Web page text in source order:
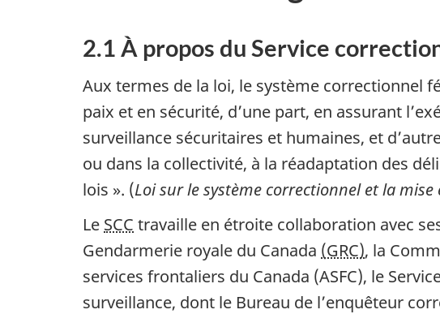
2.1 À propos du Service
Aux termes de la loi, le système correctionnel
paix et en sécurité, d’une part, en assurant
surveillance sécuritaires et humaines, et
ou dans la collectivité, à la réadaptation des
lois ». (Loi sur le système correctionnel et la
Le SCC travaille en étroite collaboration avec
Gendarmerie royale du Canada (GRC), la
services frontaliers du Canada (ASFC), le
surveillance, dont le Bureau de l’enquêteur